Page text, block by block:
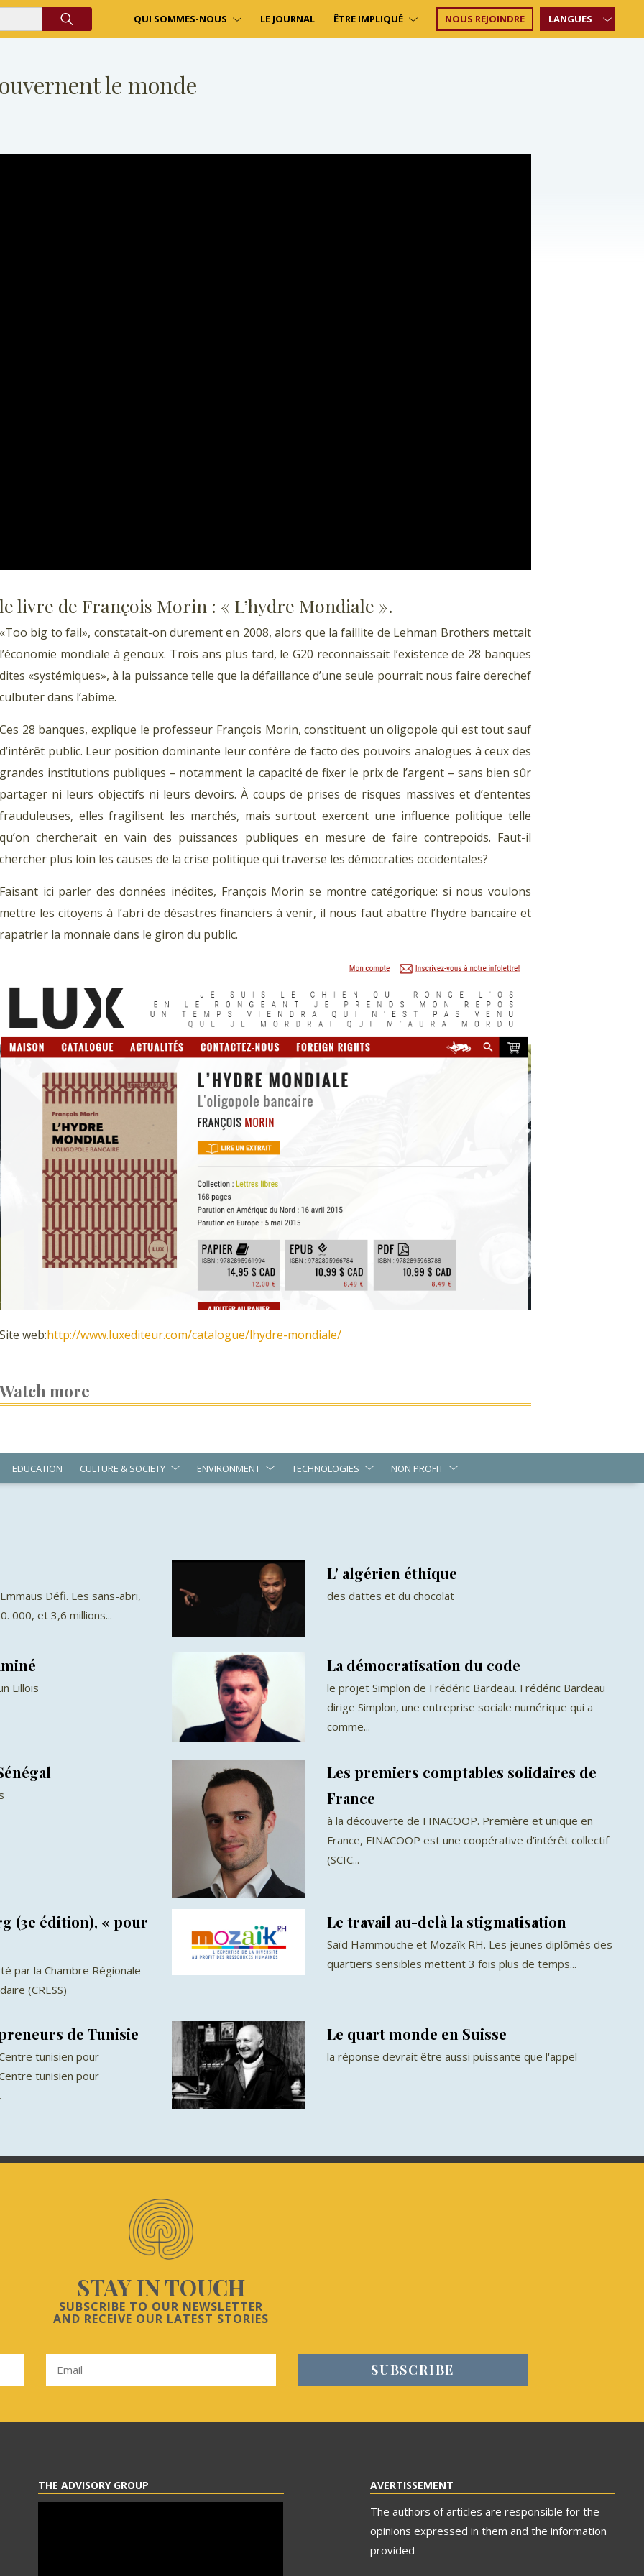
QUI SOMMES-NOUS LE JOURNAL ÊTRE IMPLIQUÉ NOUS REJOINDRE LANGUES
le monde
le livre de François Morin : « L’hydre Mondiale ».
«Too big to fail», constatait-on durement en 2008, alors que la faillite de Lehman Brothers mettait
l’économie mondiale à genoux. Trois ans plus tard, le G20 reconnaissait l’existence de 28 banques
dites «systémiques», à la puissance telle que la défaillance d’une seule pourrait nous faire derechef
culbuter dans l’abîme.
Ces 28 banques, explique le professeur François Morin, constituent un oligopole qui est tout sauf
d’intérêt public. Leur position dominante leur confère de facto des pouvoirs analogues à ceux des
grandes institutions publiques – notamment la capacité de fixer le prix de l’argent – sans bien sûr
partager ni leurs objectifs ni leurs devoirs. À coups de prises de risques massives et d’ententes
frauduleuses, elles fragilisent les marchés, mais surtout exercent une influence politique telle
qu’on chercherait en vain des puissances publiques en mesure de faire contrepoids. Faut-il
chercher plus loin les causes de la crise politique qui traverse les démocraties occidentales?
Faisant ici parler des données inédites, François Morin se montre catégorique: si nous voulons
mettre les citoyens à l’abri de désastres financiers à venir, il nous faut abattre l’hydre bancaire et
rapatrier la monnaie dans le giron du public.
Site web:http://www.luxediteur.com/catalogue/lhydre-mondiale/
Watch more
EDUCATION CULTURE & SOCIETY ENVIRONMENT TECHNOLOGIES NON PROFIT
Défi. Les sans-abri,
000, et 3,6 millions...
L' algérien éthique
des dattes et du chocolat
Lillois
La démocratisation du code
le projet Simplon de Frédéric Bardeau. Frédéric Bardeau
dirige Simplon, une entreprise sociale numérique qui a
comme...
Les premiers comptables solidaires de
France
à la découverte de FINACOOP. Première et unique en
France, FINACOOP est une coopérative d’intérêt collectif
(SCIC...
(3e édition), « pour
par la Chambre Régionale
(CRESS)
Le travail au-delà la stigmatisation
Saïd Hammouche et Mozaïk RH. Les jeunes diplômés des
quartiers sensibles mettent 3 fois plus de temps...
de Tunisie
tunisien pour
tunisien pour
Le quart monde en Suisse
la réponse devrait être aussi puissante que l'appel
STAY IN TOUCH
SUBSCRIBE TO OUR NEWSLETTER
AND RECEIVE OUR LATEST STORIES
THE ADVISORY GROUP AVERTISSEMENT
The authors of articles are responsible for the
opinions expressed in them and the information
provided